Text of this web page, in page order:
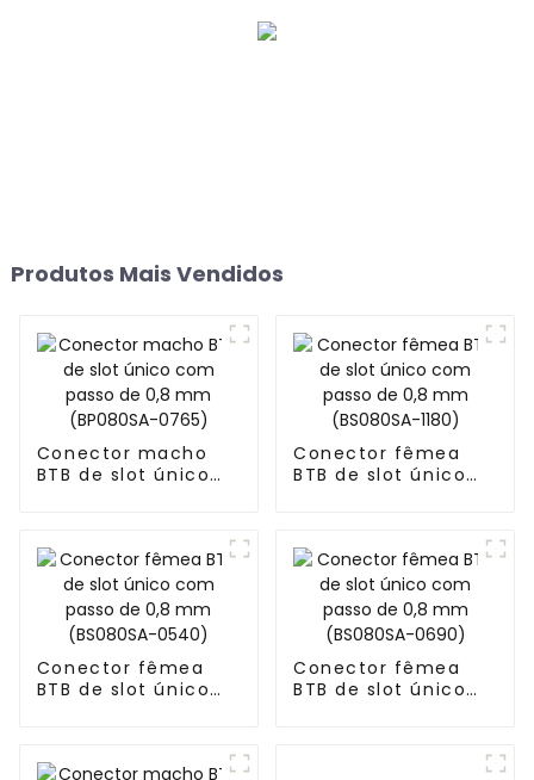
Produtos Mais Vendidos
Conector macho
BTB de slot único
Conector fêmea
BTB de slot único
Conector fêmea
BTB de slot único
Conector fêmea
BTB de slot único